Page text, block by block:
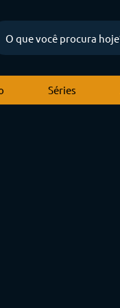
Séries